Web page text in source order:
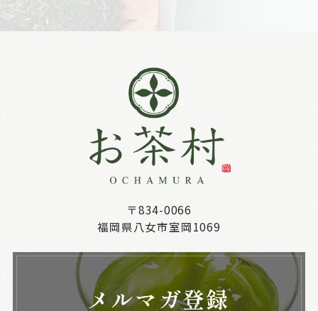
〒834-0066
福岡県八女市室岡1069